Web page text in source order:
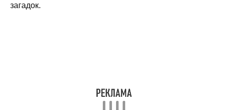
загадок.